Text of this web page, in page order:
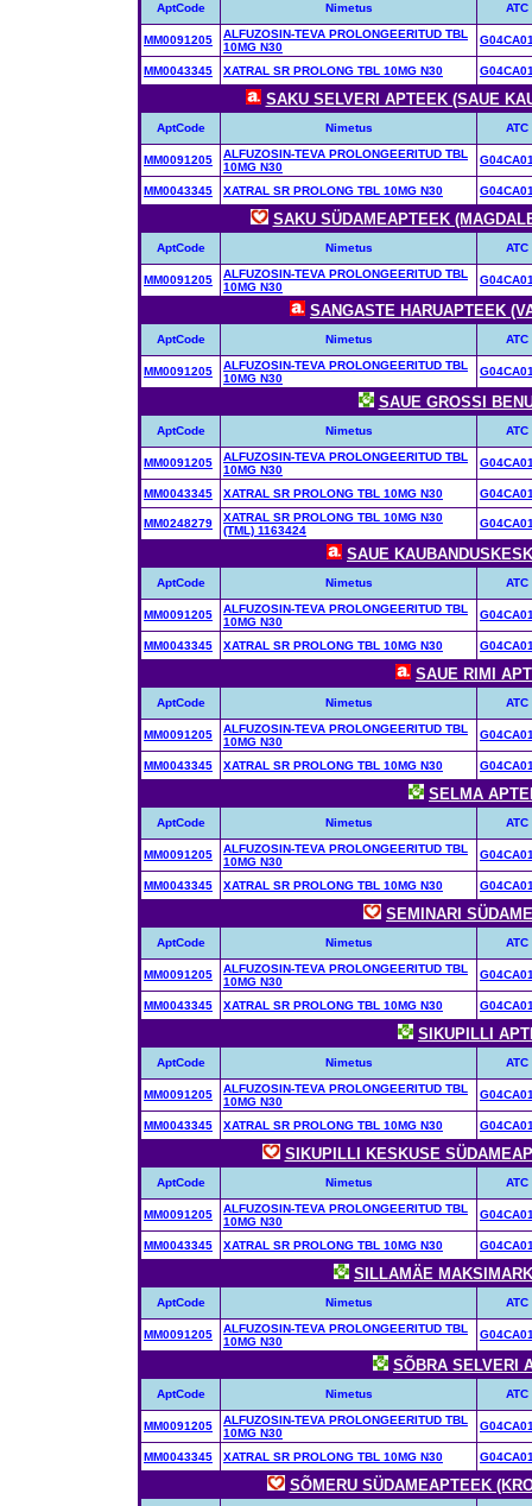
AptCode Nimetus ATC
MM0091205
ALFUZOSIN-TEVA PROLONGEERITUD TBL
10MG N30
MM0043345 XATRAL SR PROLONG TBL 10MG N30
SAKU SELVERI APTEEK (SAUE
AptCode Nimetus ATC
MM0091205
ALFUZOSIN-TEVA PROLONGEERITUD TBL
10MG N30
MM0043345 XATRAL SR PROLONG TBL 10MG N30
SAKU SÜDAMEAPTEEK
AptCode Nimetus ATC
MM0091205
ALFUZOSIN-TEVA PROLONGEERITUD TBL
10MG N30
SANGASTE HARUAPTEEK
AptCode Nimetus ATC
MM0091205
ALFUZOSIN-TEVA PROLONGEERITUD TBL
10MG N30
SAUE GROSSI
AptCode Nimetus ATC
MM0091205
ALFUZOSIN-TEVA PROLONGEERITUD TBL
10MG N30
MM0043345 XATRAL SR PROLONG TBL 10MG N30
MM0248279
XATRAL SR PROLONG TBL 10MG N30
(TML) 1163424
SAUE
AptCode Nimetus ATC
MM0091205
ALFUZOSIN-TEVA PROLONGEERITUD TBL
10MG N30
MM0043345 XATRAL SR PROLONG TBL 10MG N30
SAUE RIMI
AptCode Nimetus ATC
MM0091205
ALFUZOSIN-TEVA PROLONGEERITUD TBL
10MG N30
MM0043345 XATRAL SR PROLONG TBL 10MG N30
SELMA
AptCode Nimetus ATC
MM0091205
ALFUZOSIN-TEVA PROLONGEERITUD TBL
10MG N30
MM0043345 XATRAL SR PROLONG TBL 10MG N30
SEMINARI
AptCode Nimetus ATC
MM0091205
ALFUZOSIN-TEVA PROLONGEERITUD TBL
10MG N30
MM0043345 XATRAL SR PROLONG TBL 10MG N30
SIKUPILLI
AptCode Nimetus ATC
MM0091205
ALFUZOSIN-TEVA PROLONGEERITUD TBL
10MG N30
MM0043345 XATRAL SR PROLONG TBL 10MG N30
SIKUPILLI KESKUSE
AptCode Nimetus ATC
MM0091205
ALFUZOSIN-TEVA PROLONGEERITUD TBL
10MG N30
MM0043345 XATRAL SR PROLONG TBL 10MG N30
SILLAMÄE
AptCode Nimetus ATC
MM0091205
ALFUZOSIN-TEVA PROLONGEERITUD TBL
10MG N30
SÕBRA SELVERI
AptCode Nimetus ATC
MM0091205
ALFUZOSIN-TEVA PROLONGEERITUD TBL
10MG N30
MM0043345 XATRAL SR PROLONG TBL 10MG N30
SÕMERU SÜDAMEAPTEEK